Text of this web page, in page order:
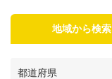
地域から検索
都道府県